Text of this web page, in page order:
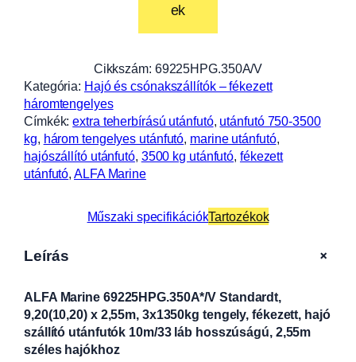
ek
Cikkszám: 69225HPG.350A/V
Kategória: Hajó és csónakszállítók – fékezett
háromtengelyes
Címkék:extra teherbírású utánfutó, utánfutó 750-3500
kg három tengelyes utánfutó marine utánfutó
hajószállító utánfutó, 3500 kg utánfutó fékezett
utánfutó ALFA Marine
Műszaki specifikációkTartozékok
Leírás +
ALFA Marine 69225HPG.350A*/V Standardt,
9,20(10,20) x 2,55m, 3x1350kg tengely, fékezett, hajó
szállító utánfutók 10m/33 láb hosszúságú, 2,55m
széles hajókhoz